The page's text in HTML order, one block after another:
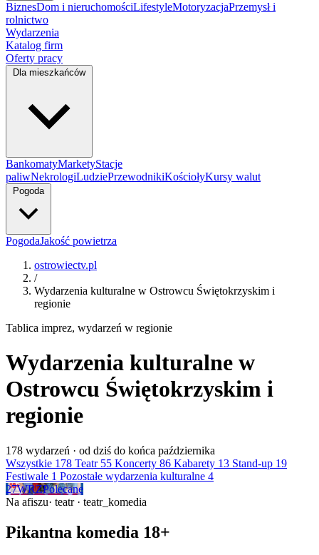
BiznesDom i nieruchomościLifestyleMotoryzacjaPrzemysł i
rolnictwo
Wydarzenia
Katalog firm
Oferty pracy
Dla mieszkańców
BankomatyMarketyStacje
paliwNekrologiLudziePrzewodnikiKościołyKursy walut
Pogoda
PogodaJakość powietrza
ostrowiectv.pl
/
Wydarzenia kulturalne w Ostrowcu Świętokrzyskim i
regionie
Tablica imprez, wydarzeń w regionie
Wydarzenia kulturalne w
Ostrowcu Świętokrzyskim i
regionie
178 wydarzeń · od dziś do końca października
Wszystkie 178 Teatr 55 Koncerty 86 Kabarety 13 Stand-up 19
Festiwale 1 Pozostałe wydarzenia kulturalne 4
27WRZPolecane
Na afiszu· teatr · teatr_komedia
Pikantna komedia 18+